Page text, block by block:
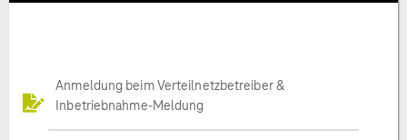
Anmeldung beim Verteilnetzbetreiber &
Inbetriebnahme-Meldung